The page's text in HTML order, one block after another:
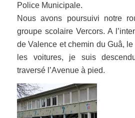
Police Municipale.
Nous avons poursuivi notre
groupe scolaire Vercors. A
de Valence et chemin du Guâ,
les voitures, je suis
traversé l’Avenue à pied.